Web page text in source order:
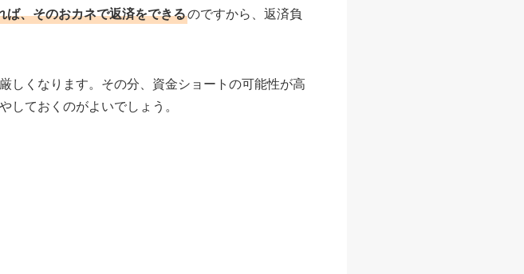
、そのおカネで返済をできるのですから、返済負
しくなります。その分、資金ショートの可能性が高
ておくのがよいでしょう。